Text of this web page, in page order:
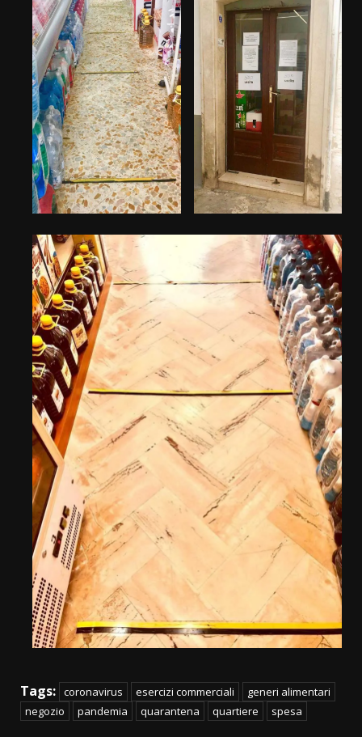
Tags: coronavirus esercizi commerciali
generi alimentari
negozio
pandemia quarantena quartiere spesa